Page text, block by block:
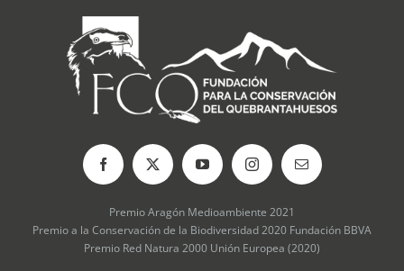
Premio Aragón Medioambiente 2021
Premio a la Conservación de la Biodiversidad 2020 Fundación BBVA
Premio Red Natura 2000 Unión Europea (2020)